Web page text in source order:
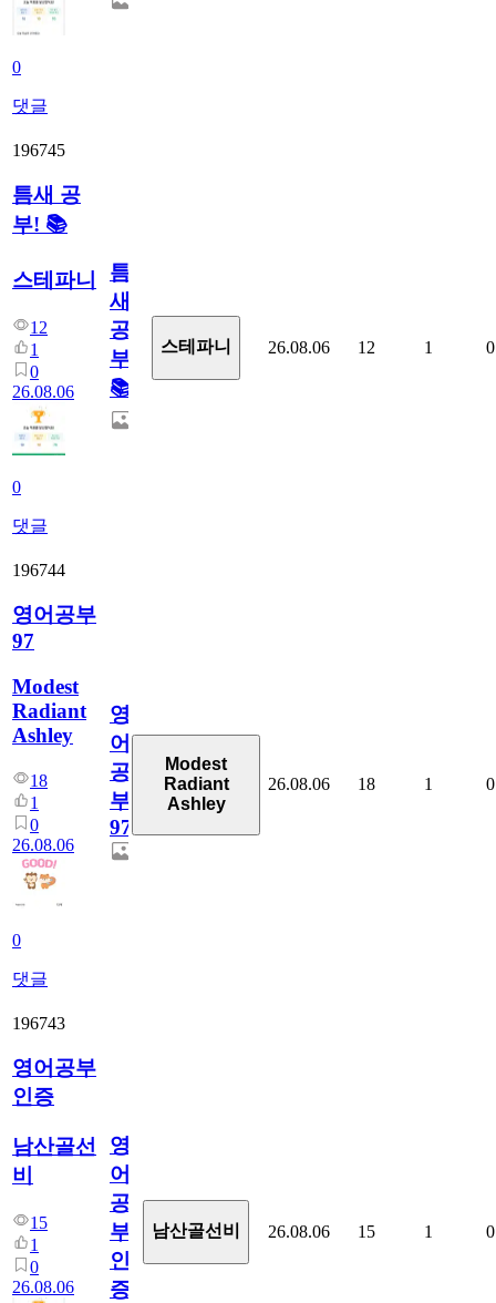
0
댓글
196745
틈새 공
부! 📚
스테파니
12
1
0
26.08.06
0
댓글
틈
새
공
부!
📚
스테파니 26.08.06 12 1 0
196744
영어공부
97
Modest
Radiant
Ashley
18
1
0
26.08.06
0
댓글
영
어
공
부
97
Modest
Radiant
Ashley
26.08.06 18 1 0
196743
영어공부
인증
남산골선
비
15
1
0
26.08.06
영
어
공
부
인
증
남산골선비 26.08.06 15 1 0